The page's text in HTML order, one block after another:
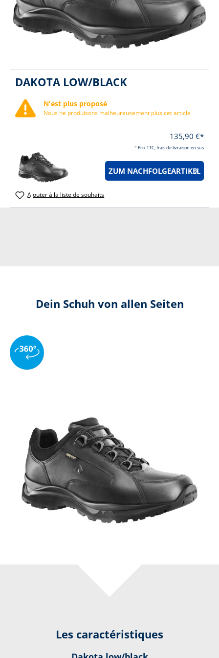
DAKOTA LOW/BLACK
N'est plus proposé
Nous ne produisons malheureusement plus cet article
135,90 €*
*Prix TTC, frais de livraison en sus
ZUM NACHFOLGEARTIKEL
Ajouter à la liste de souhaits
Dein Schuh von allen Seiten
Les caractéristiques